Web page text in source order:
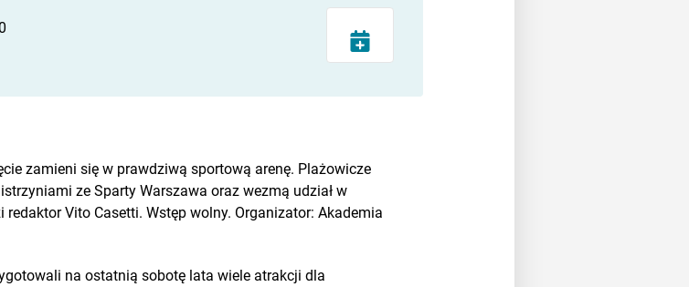
zamieni się w prawdziwą sportową arenę. Plażowicze
ze Sparty Warszawa oraz wezmą udział w
Vito Casetti. Wstęp wolny. Organizator: Akademia
na ostatnią sobotę lata wiele atrakcji dla